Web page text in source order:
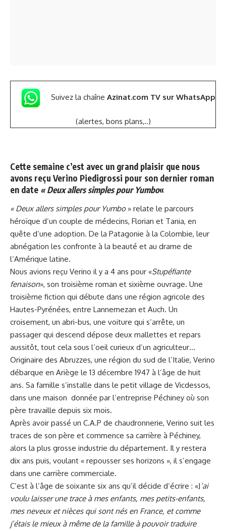
Suivez la chaîne Azinat.com TV sur WhatsApp
(alertes, bons plans,..)
Cette semaine c’est avec un grand plaisir que nous
avons reçu Verino Piedigrossi pour son dernier roman
en date « Deux allers simples pour Yumbo«
« Deux allers simples pour Yumbo» relate le parcours
héroïque d’un couple de médecins, Florian et Tania, en
quête d’une adoption. De la Patagonie à la Colombie, leur
abnégation les confronte à la beauté et au drame de
l’Amérique latine.
Nous avions reçu Verino il y a 4 ans pour «Stupéfiante
fenaison», son troisième roman et sixième ouvrage. Une
troisième fiction qui débute dans une région agricole des
Hautes-Pyrénées, entre Lannemezan et Auch. Un
croisement, un abri-bus, une voiture qui s’arrête, un
passager qui descend dépose deux mallettes et repars
aussitôt, tout cela sous l’oeil curieux d’un agriculteur…
Originaire des Abruzzes, une région du sud de l’Italie, Verino
débarque en Ariège le 13 décembre 1947 à l’âge de huit
ans. Sa famille s’installe dans le petit village de Vicdessos,
dans une maison donnée par l’entreprise Péchiney où son
père travaille depuis six mois.
Après avoir passé un C.A.P de chaudronnerie, Verino suit les
traces de son père et commence sa carrière à Péchiney,
alors la plus grosse industrie du département. Il y restera
dix ans puis, voulant « repousser ses horizons », il s’engage
dans une carrière commerciale.
C’est à l’âge de soixante six ans qu’il décide d’écrire : «J ‘ai
voulu laisser une trace à mes enfants, mes petits-enfants,
mes neveux et nièces qui sont nés en France, et comme
j’étais le mieux à même de la famille à pouvoir traduire